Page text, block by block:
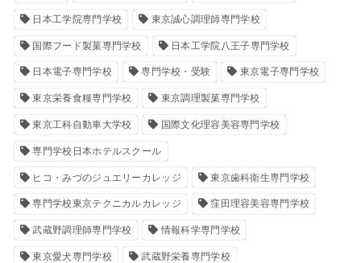
日本工学院専門学校 東京誠心調理師専門学校
国際フード製菓専門学校 日本工学院八王子専門学校
日本電子専門学校 専門学校・受験 東京電子専門学校
東京栄養食糧専門学校 東京調理製菓専門学校
東京工科自動車大学校 国際文化理容美容専門学校
専門学校日本ホテルスクール
ヒコ・みづのジュエリーカレッジ 東京歯科衛生専門学校
専門学校東京テクニカルカレッジ 窪田理容美容専門学校
武蔵野調理師専門学校 情報科学専門学校
東京愛犬専門学校 武蔵野栄養専門学校